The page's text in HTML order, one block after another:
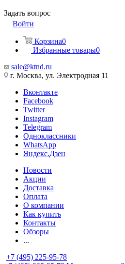
Задать вопрос
Войти
Корзина0
Избранные товары0
sale@ktnd.ru
г. Москва, ул. Электродная 11
Вконтакте
Facebook
Twitter
Instagram
Telegram
Одноклассники
WhatsApp
Яндекс.Дзен
Новости
Акции
Доставка
Оплата
О компании
Как купить
Контакты
Обзоры
...
+7 (495) 225-95-78